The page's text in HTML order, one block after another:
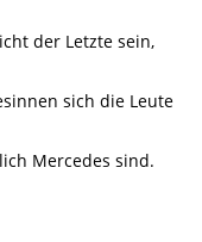
der Letzte sein,
sich die Leute
Mercedes sind.